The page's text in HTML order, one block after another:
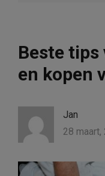
Beste tips
en kopen
Jan
28 maart,